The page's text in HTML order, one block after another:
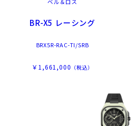
ベル＆ロス
BR-X5 レーシング
BRX5R-RAC-TI/SRB
￥1,661,000 （税込）